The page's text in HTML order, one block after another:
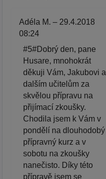
Adéla M. – 29.4.2018
08:24
#5#Dobrý den, pane
Husare, mnohokrát
děkuji Vám, Jakubovi a
dalším učitelům za
skvělou přípravu na
přijímací zkoušky.
Chodila jsem k Vám v
pondělí na dlouhodobý
přípravný kurz a v
sobotu na zkoušky
nanečisto. Díky této
přípravě jsem se